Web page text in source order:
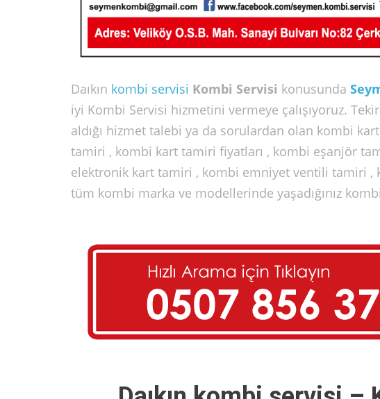
Daıkın kombi servisi Kombi Servisi konusunda
iyi Kombi Servisi hizmetini vermeye çalışıyoruz.
aldığı hizmet talebi ya da sorulardan olan kombi
tamiri , kombi kart tamiri fiyatları , kombi eşanjör
elektronik kart tamiri , kombi emniyet ventili tamiri ,
tüm kombi marka ve modellerinde yaşadığınız